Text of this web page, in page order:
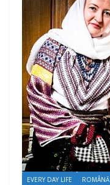
EVERY DAY LIFE ROMÂNĂ